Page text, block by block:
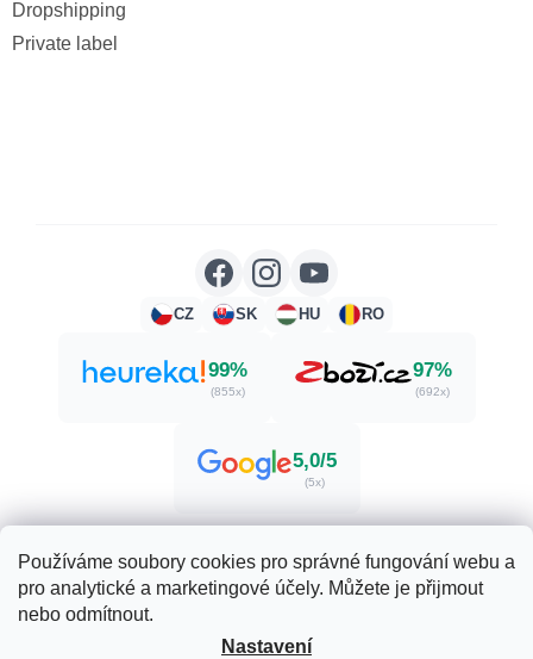
Používáme soubory cookies pro správné fungování webu a
pro analytické a marketingové účely. Můžete je přijmout
nebo odmítnout.
Nastavení
Dropshipping
Private label
CZ SK HU RO
99%
(855x)
97%
(692x)
5,0/5
(5x)
Vytvořil Shoptet